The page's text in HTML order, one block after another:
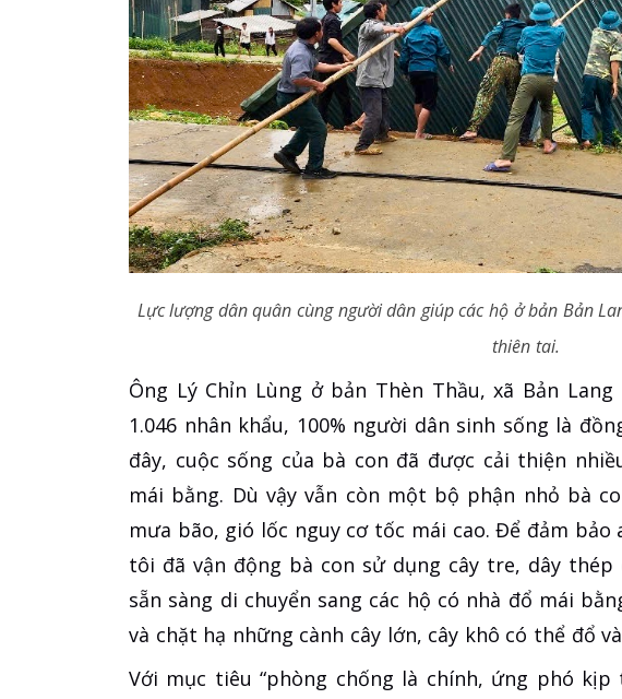
Lực lượng dân quân cùng người dân giúp các hộ ở bản Bản
thiên tai.
Ông Lý Chỉn Lùng ở bản Thèn Thầu, xã Bản
1.046 nhân khẩu, 100% người dân sinh sống là
đây, cuộc sống của bà con đã được cải thiện
mái bằng. Dù vậy vẫn còn một bộ phận nhỏ bà
mưa bão, gió lốc nguy cơ tốc mái cao. Để đảm
tôi đã vận động bà con sử dụng cây tre, dây thép
sẵn sàng di chuyển sang các hộ có nhà đổ mái
và chặt hạ những cành cây lớn, cây khô có thể đổ
Với mục tiêu “phòng chống là chính, ứng phó